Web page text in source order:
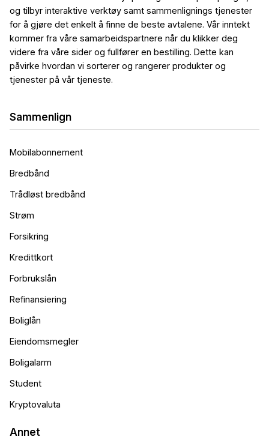
og tilbyr interaktive verktøy samt sammenlignings tjenester
for å gjøre det enkelt å finne de beste avtalene. Vår inntekt
kommer fra våre samarbeidspartnere når du klikker deg
videre fra våre sider og fullfører en bestilling. Dette kan
påvirke hvordan vi sorterer og rangerer produkter og
tjenester på vår tjeneste.
Sammenlign
Mobilabonnement
Bredbånd
Trådløst bredbånd
Strøm
Forsikring
Kredittkort
Forbrukslån
Refinansiering
Boliglån
Eiendomsmegler
Boligalarm
Student
Kryptovaluta
Annet